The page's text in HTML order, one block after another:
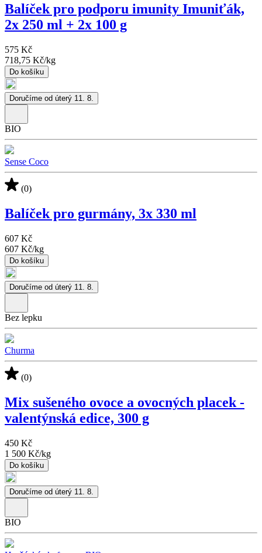
Balíček pro podporu imunity Imuniťák,
2x 250 ml + 2x 100 g
575 Kč
718,75 Kč/kg
Do košíku
Doručíme od úterý 11. 8.
BIO
Sense Coco
(0)
Balíček pro gurmány, 3x 330 ml
607 Kč
607 Kč/kg
Do košíku
Doručíme od úterý 11. 8.
Bez lepku
Churma
(0)
Mix sušeného ovoce a ovocných placek -
valentýnská edice, 300 g
450 Kč
1 500 Kč/kg
Do košíku
Doručíme od úterý 11. 8.
BIO